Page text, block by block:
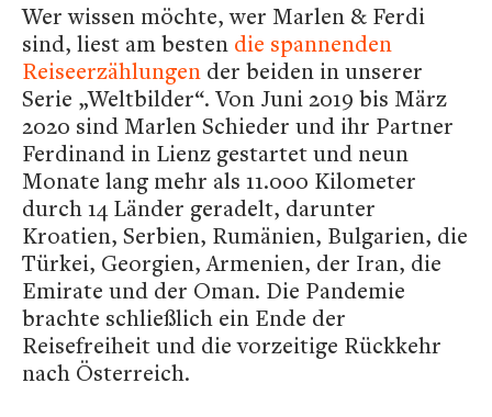
Wer wissen möchte, wer Marlen & Ferdi
sind, liest am besten die spannenden
Reiseerzählungen der beiden in unserer
Serie „Weltbilder“. Von Juni 2019 bis März
2020 sind Marlen Schieder und ihr Partner
Ferdinand in Lienz gestartet und neun
Monate lang mehr als 11.000 Kilometer
durch 14 Länder geradelt, darunter
Kroatien, Serbien, Rumänien, Bulgarien, die
Türkei, Georgien, Armenien, der Iran, die
Emirate und der Oman. Die Pandemie
brachte schließlich ein Ende der
Reisefreiheit und die vorzeitige Rückkehr
nach Österreich.